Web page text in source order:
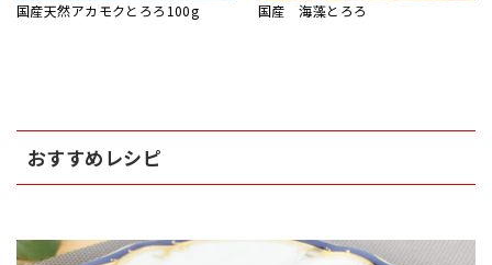
国産天然アカモクとろろ100g 国産 海藻とろろ
おすすめレシピ